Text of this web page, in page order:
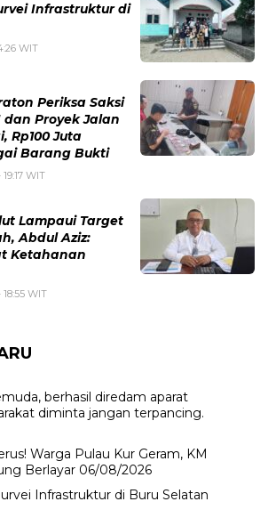
Infrastruktur di
WIT
Periksa Saksi
dan Proyek Jalan
Rp100 Juta
Barang Bukti
WIT
Lampaui Target
Abdul Aziz:
Ketahanan
WIT
berhasil diredam aparat
diminta jangan terpancing.
Warga Pulau Kur Geram, KM
Berlayar 06/08/2026
Infrastruktur di Buru Selatan